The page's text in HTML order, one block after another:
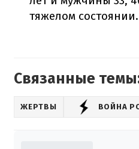
тяжелом состоянии.
Связанные
ЖЕРТВЫ ВОЙНА